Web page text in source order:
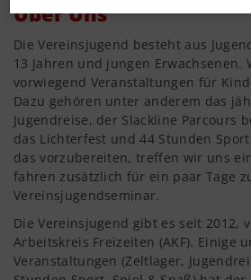
Über Uns
Die Vereinsjugend besteht aus
13 Jahren und jungen Erwachsenen.
vorwiegend Veranstaltungen für
Dazu gehören unter anderem das
Jugendreise, der Slackline Parcours
das Lichterfest und 44 Stunden
das vorzubereiten, treffen wir uns
fahren zusätzlich für ein paar Tage
Vereinsjugendseminar.
Die Vereinsjugend gibt es seit 2012,
Arbeitskreis Freizeiten (AKF). Einige
Veranstaltungen (Zeltlager,